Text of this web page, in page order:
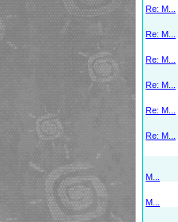
Re: M...
Re: M...
Re: M...
Re: M...
Re: M...
Re: M...
M...
M...